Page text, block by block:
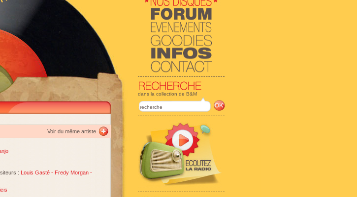
dans la collection de B&M
Voir du même artiste
: Louis Gasté - Fredy Morgan -